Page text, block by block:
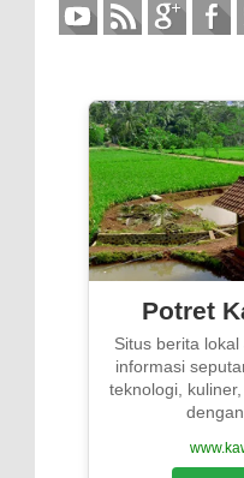
Potret
Situs berita
informasi
teknologi,